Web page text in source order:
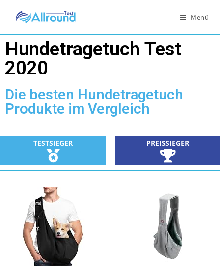
Menü
Hundetragetuch Test
2020
Die besten Hundetragetuch
Produkte im Vergleich
TESTSIEGER PREISSIEGER